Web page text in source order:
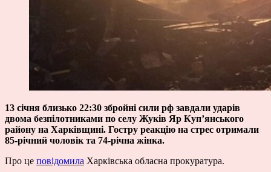
13 січня близько 22:30 збройні сили рф завдали ударів
двома безпілотниками по селу Жуків Яр Купʼянського
району на Харківщині. Гостру реакцію на стрес отримали
85-річний чоловік та 74-річна жінка.
Про це повідомила Харківська обласна прокуратура.